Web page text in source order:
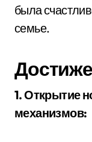
была
семье.
1. Открытие
механизмов: